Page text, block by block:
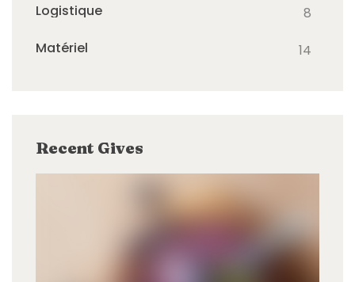
Logistique
8
Matériel
14
Recent Gives